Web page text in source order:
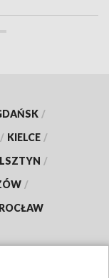
/
/ KIELCE /
/
/